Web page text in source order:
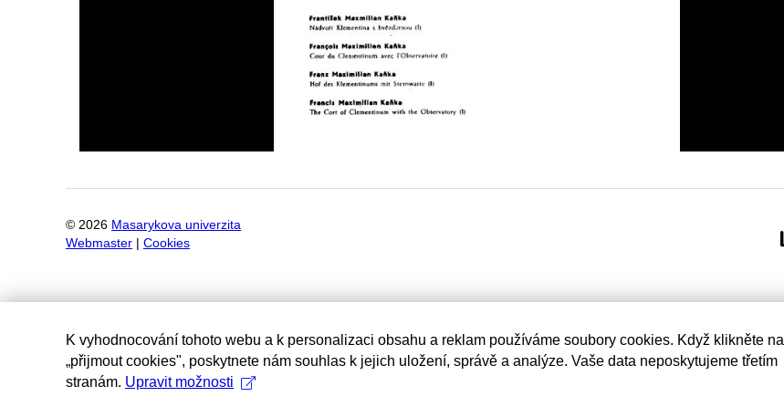
© 2026 Masarykova univerzita
Webmaster
Cookies
K vyhodnocování tohoto webu a k personalizaci obsahu a reklam používáme soubory cookies. Když klikněte na
„přijmout cookies", poskytnete nám souhlas k jejich uložení, správě a analýze. Vaše data neposkytujeme třetím
stranám. Upravit možnosti